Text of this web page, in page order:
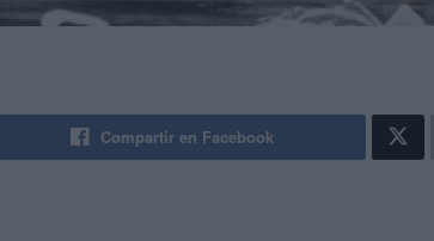
Compartir en Facebook